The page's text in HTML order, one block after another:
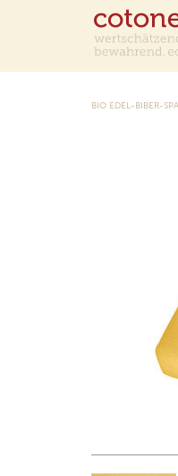
BIO EDEL-BIBER-